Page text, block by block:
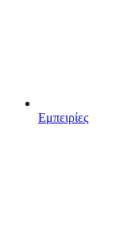
Εμπειρίες